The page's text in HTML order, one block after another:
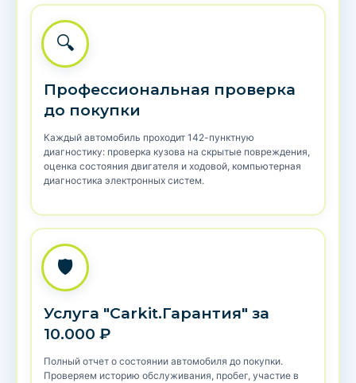
🔍
Профессиональная проверка
до покупки
Каждый автомобиль проходит 142-пунктную
диагностику: проверка кузова на скрытые повреждения,
оценка состояния двигателя и ходовой, компьютерная
диагностика электронных систем.
🛡️
Услуга "Carkit.Гарантия" за
10.000 ₽
Полный отчет о состоянии автомобиля до покупки.
Проверяем историю обслуживания, пробег, участие в